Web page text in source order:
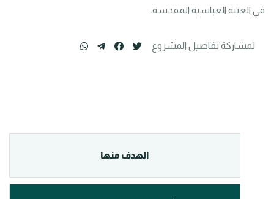
في العتبة العباسية المقدسة.
لمشاركة تفاصيل المشروع
الهدف منها